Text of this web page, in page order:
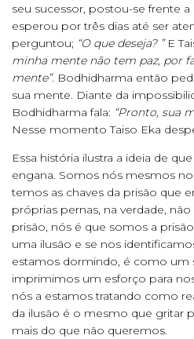
seu sucessor, postou-se frente a
esperou por três dias até ser
perguntou; “O que deseja? ”E
minha mente não tem paz, por
mente”. Bodhidharma então
sua mente. Diante da
Bodhidharma fala: “Pronto, sua
Nesse momento Taiso Eka
Essa história ilustra a ideia de
engana. Somos nós mesmos
temos as chaves da prisão que
próprias pernas, na verdade,
prisão, nós é que somos a
uma ilusão e se nos
estamos dormindo, é como um
imprimimos um esforço para
nós a estamos tratando como
da ilusão é o mesmo que gritar
mais do que não queremos.